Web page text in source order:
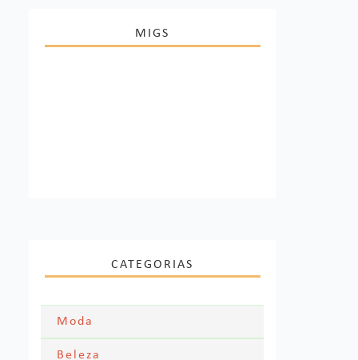
MIGS
CATEGORIAS
Moda
Moda Festa
Beleza